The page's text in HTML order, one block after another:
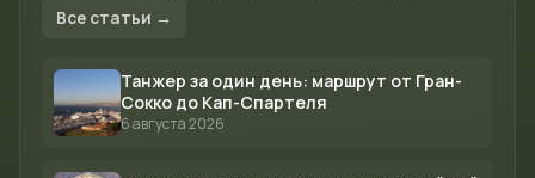
Все статьи →
Танжер за один день: маршрут от Гран-
Сокко до Кап-Спартеля
6 августа 2026